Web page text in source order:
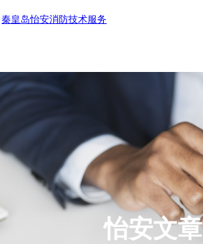
容
秦皇岛怡安消防技术服务
怡安文章